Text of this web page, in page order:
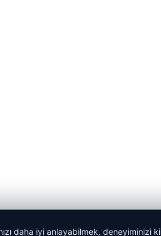
daha iyi anlayabilmek,